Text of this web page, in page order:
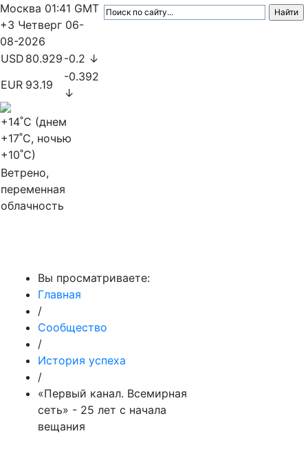
Москва 01:41 GMT
+3 Четверг 06-
08-2026
USD 80.929 -0.2 ↓
EUR 93.19
-0.392
↓
+14˚C (днем
+17˚C, ночью
+10˚C)
Ветрено,
переменная
облачность
Вы просматриваете:
Главная
/
Сообщество
/
История успеха
/
«Первый канал. Всемирная
сеть» - 25 лет с начала
вещания